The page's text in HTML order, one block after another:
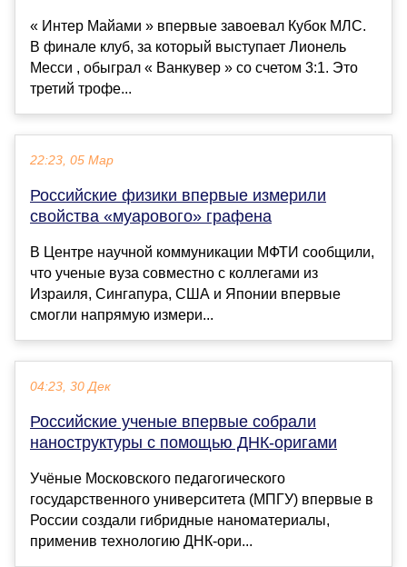
« Интер Майами » впервые завоевал Кубок МЛС.
В финале клуб, за который выступает Лионель
Месси , обыграл « Ванкувер » со счетом 3:1. Это
третий трофе...
22:23, 05 Мар
Российские физики впервые измерили
свойства «муарового» графена
В Центре научной коммуникации МФТИ сообщили,
что ученые вуза совместно с коллегами из
Израиля, Сингапура, США и Японии впервые
смогли напрямую измери...
04:23, 30 Дек
Российские ученые впервые собрали
наноструктуры с помощью ДНК-оригами
Учёные Московского педагогического
государственного университета (МПГУ) впервые в
России создали гибридные наноматериалы,
применив технологию ДНК-ори...